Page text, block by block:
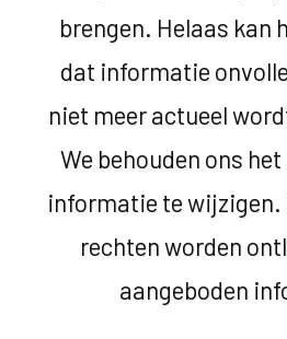
brengen. Helaas kan
dat informatie
niet meer actueel
We behouden ons
informatie te wijzigen.
rechten worden
aangeboden